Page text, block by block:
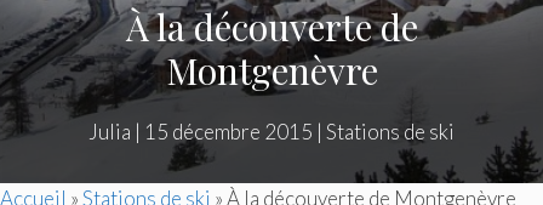
À la découverte de
Montgenèvre
Julia | 15 décembre 2015 | Stations de ski
Accueil »Stations de ski »À la découverte de Montgenèvre